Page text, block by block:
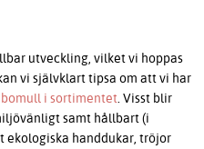
utveckling, vilket vi hoppas
vi självklart tipsa om att vi har
i sortimentet. Visst blir
samt hållbart (i
ekologiska handdukar, tröjor